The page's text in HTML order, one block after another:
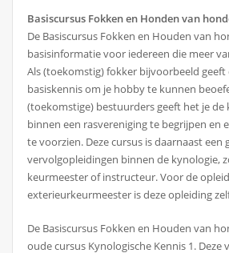
Basiscursus Fokken en Honden van
De Basiscursus Fokken en Houden van
basisinformatie voor iedereen die meer
Als (toekomstig) fokker bijvoorbeeld geeft
basiskennis om je hobby te kunnen
(toekomstige) bestuurders geeft het je de
binnen een rasvereniging te begrijpen en
te voorzien. Deze cursus is daarnaast een
vervolgopleidingen binnen de kynologie,
keurmeester of instructeur. Voor de
exterieurkeurmeester is deze opleiding
De Basiscursus Fokken en Houden van
oude cursus Kynologische Kennis 1.